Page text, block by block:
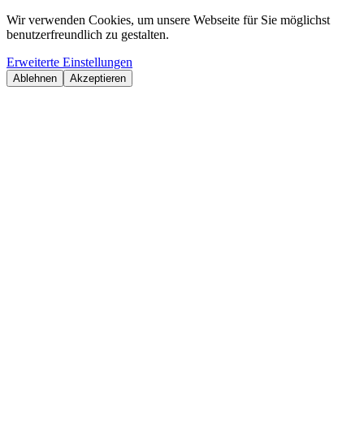
Wir verwenden Cookies, um unsere Webseite für Sie möglichst
benutzerfreundlich zu gestalten.
Erweiterte Einstellungen
Ablehnen Akzeptieren